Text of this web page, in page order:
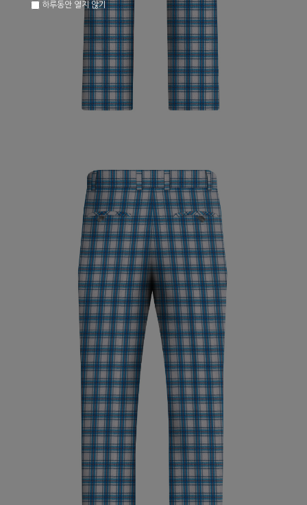
하루동안 열지 않기